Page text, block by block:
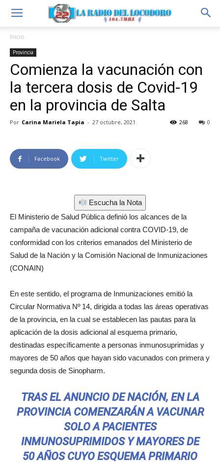
Inicio
Provincia
Comienza la vacunación con
la tercera dosis de Covid-19
en la provincia de Salta
Por Carina Mariela Tapia - 27 octubre, 2021 0
268
Facebook Twitter
Escucha la Nota
El Ministerio de Salud Pública definió los alcances de la
campaña de vacunación adicional contra COVID-19, de
conformidad con los criterios emanados del Ministerio de
Salud de la Nación y la Comisión Nacional de Inmunizaciones
(CONAIN)
En este sentido, el programa de Inmunizaciones emitió la
Circular Normativa Nº 14, dirigida a todas las áreas operativas
de la provincia, en la cual se establecen las pautas para la
aplicación de la dosis adicional al esquema primario,
destinadas específicamente a personas inmunosuprimidas y
mayores de 50 años que hayan sido vacunados con primera y
segunda dosis de Sinopharm.
TRAS EL ANUNCIO DE NACIÓN, EN LA
PROVINCIA COMENZARÁN A VACUNAR
SOLO A PACIENTES
INMUNOSUPRIMIDOS Y MAYORES DE
50 AÑOS CUYO ESQUEMA PRIMARIO